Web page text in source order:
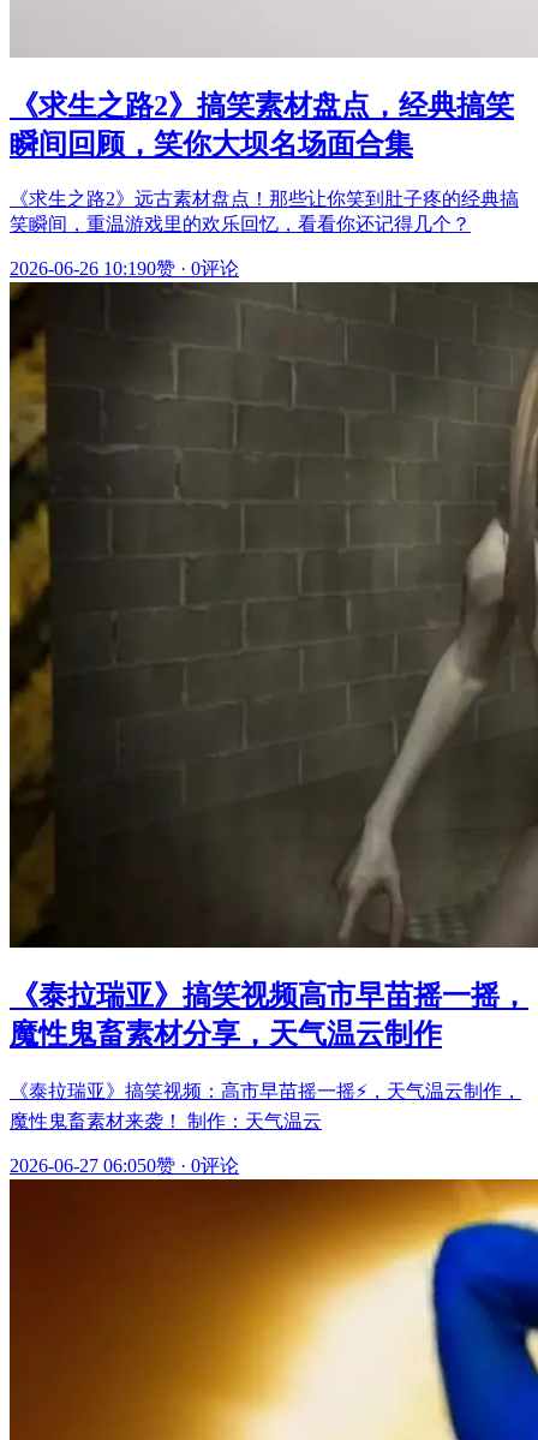
《求生之路2》搞笑素材盘点，经典搞笑
瞬间回顾，笑你大坝名场面合集
《求生之路2》远古素材盘点！那些让你笑到肚子疼的经典搞
笑瞬间，重温游戏里的欢乐回忆，看看你还记得几个？
2026-06-26 10:190赞 · 0评论
《泰拉瑞亚》搞笑视频高市早苗摇一摇，
魔性鬼畜素材分享，天气温云制作
《泰拉瑞亚》搞笑视频：高市早苗摇一摇⚡，天气温云制作，
魔性鬼畜素材来袭！ 制作：天气温云
2026-06-27 06:050赞 · 0评论